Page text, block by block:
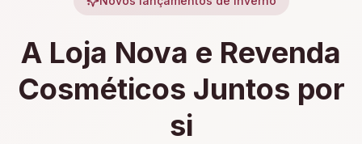
A Loja Nova e Revenda
Cosméticos Juntos por
si